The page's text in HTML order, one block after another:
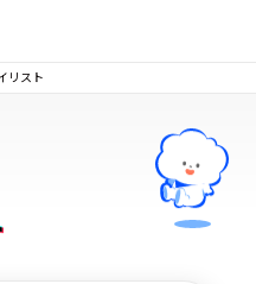
リスト